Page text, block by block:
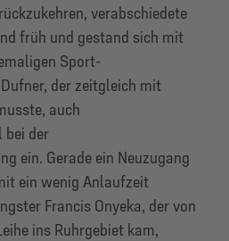
verabschiedete
früh und gestand sich mit
Sport-
der zeitgleich mit
auch
bei der
ein. Gerade ein Neuzugang
ein wenig Anlaufzeit
Francis Onyeka, der von
ins Ruhrgebiet kam,